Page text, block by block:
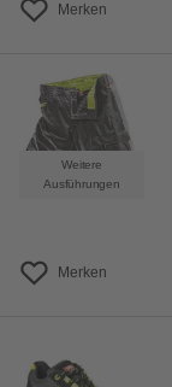
Merken
Weitere
Ausführungen
Merken